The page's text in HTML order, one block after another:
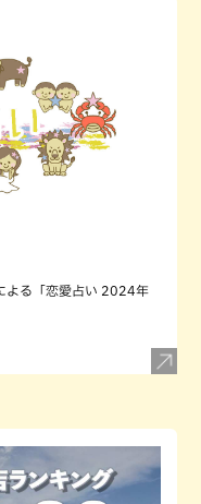
よる「恋愛占い 2024年